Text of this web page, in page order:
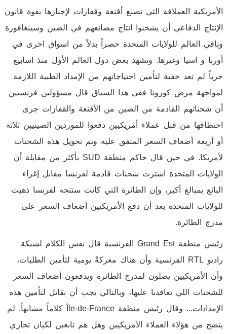
الأمريكية العملاقة التي تصنع أقنعة وقفازات لإجبارها بقوة قانون
الإنتاج الدفاعي أن يشحنوا انتاج مصانعهم في الصين وسينغافورة
وباقي العالم للولايات المتحدة حصراً بدلاً من اسواق اخرى في
أوربا و اسيا وغيرها. وتشهد بعض دول العالم الأول منذ اسابيع
حرباً لم تعد خفية لتأمين احتياجاتهم من الإمداد الطبية اللازمة
لمواجهة مرض كورونا ففي هذا السياق قال مسؤولين فرنسيين
أن شحناتهم القادمة من الصين من الأقنعة والقفازات جرى
اختطافها من قبل عملاء أمريكيين دفعوا للموردين الصينيين ثلاثة
أو أربعة أضعاف السعر المتفق عليه وتم تحويل هذه الشحنات
لأمريكا. في حين قال حاكم منطقة SUD بأكثر من مقابلة أن
الولايات المتحدة اشترت شحنات قادمة لفرنسا مقابل إغراء
البائع بمبالغ أكبر، وإن الطائرة التي كانت ستتجه لفرنسا ذهبت
للولايات المتحدة بعد أن دفع الأمريكيين أضعاف السعر على
مدرج الطائرة.
رئيس منطقة Grand Est الفرنسية قال نفس الكلام لشبكة
راديو RTL الفرنسية وأن هناك معركةً يومية لتأمين الطلبات،
وأن الأمريكيين يصلون لمدرج الطائرة ويدفعون أضعاف السعر
للشحنات اللي تعاقدنا عليها، وبالتالي يجب أن نقاتل لتأمين هذه
الإمدادات... وقال رئيس منطقة Île-de-France كلاماً مشابهاً. لم
يتضح من هؤلاء العملاء الأمريكيين وهل هم تابعين لكيان تجاري